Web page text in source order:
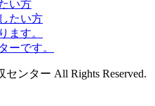
い方
たい方
ます。
ーです。
ンター All Rights Reserved.